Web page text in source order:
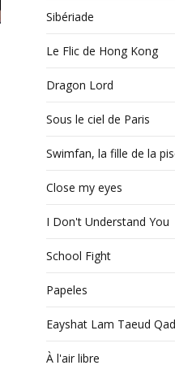
Sibériade
Le Flic de Hong Kong
Dragon Lord
Sous le ciel de Paris
Swimfan, la fille de la
Close my eyes
I Don't Understand You
School Fight
Papeles
Eayshat Lam Taeud
À l'air libre